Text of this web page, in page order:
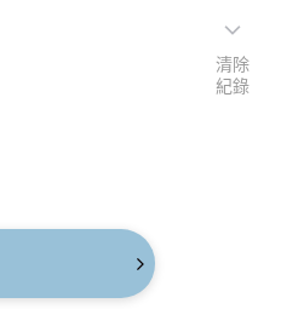
清除
紀錄